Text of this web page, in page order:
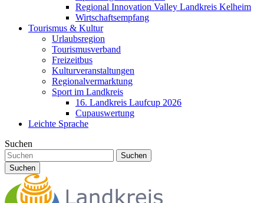
Regional Innovation Valley Landkreis Kelheim
Wirtschaftsempfang
Tourismus & Kultur
Urlaubsregion
Tourismusverband
Freizeitbus
Kulturveranstaltungen
Regionalvermarktung
Sport im Landkreis
16. Landkreis Laufcup 2026
Cupauswertung
Leichte Sprache
Suchen
Suchen
Suchen